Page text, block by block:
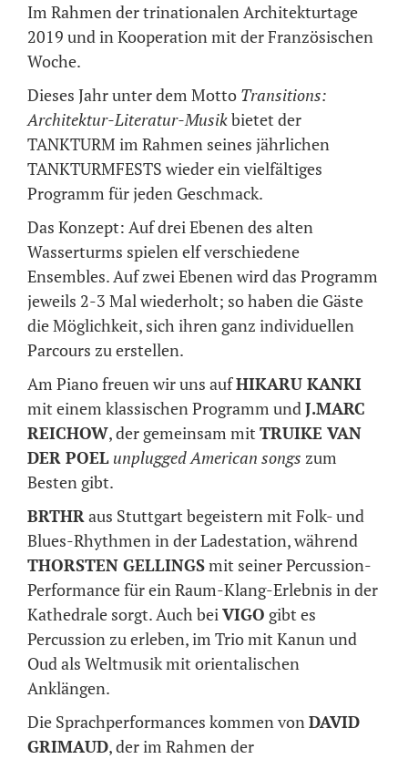
Im Rahmen der trinationalen Architekturtage
2019 und in Kooperation mit der Französischen
Woche.
Dieses Jahr unter dem Motto Transitions:
Architektur-Literatur-Musikbietet der
TANKTURM im Rahmen seines jährlichen
TANKTURMFESTS wieder ein vielfältiges
Programm für jeden Geschmack.
Das Konzept: Auf drei Ebenen des alten
Wasserturms spielen elf verschiedene
Ensembles. Auf zwei Ebenen wird das Programm
jeweils 2-3 Mal wiederholt; so haben die Gäste
die Möglichkeit, sich ihren ganz individuellen
Parcours zu erstellen.
Am Piano freuen wir uns aufHIKARU KANKI
mit einem klassischen Programm undJ.MARC
REICHOW, der gemeinsam mit TRUIKE VAN
DER POEL unplugged American songs zum
Besten gibt.
BRTHRaus Stuttgart begeistern mit Folk- und
Blues-Rhythmen in der Ladestation, während
THORSTEN GELLINGSmit seiner Percussion-
Performance für ein Raum-Klang-Erlebnis in der
Kathedrale sorgt. Auch beiVIGO gibt es
Percussion zu erleben, im Trio mit Kanun und
Oud als Weltmusik mit orientalischen
Anklängen.
Die Sprachperformances kommen vonDAVID
GRIMAUD, der im Rahmen der